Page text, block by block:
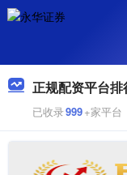
正规配资平台排
已收录999+家平台